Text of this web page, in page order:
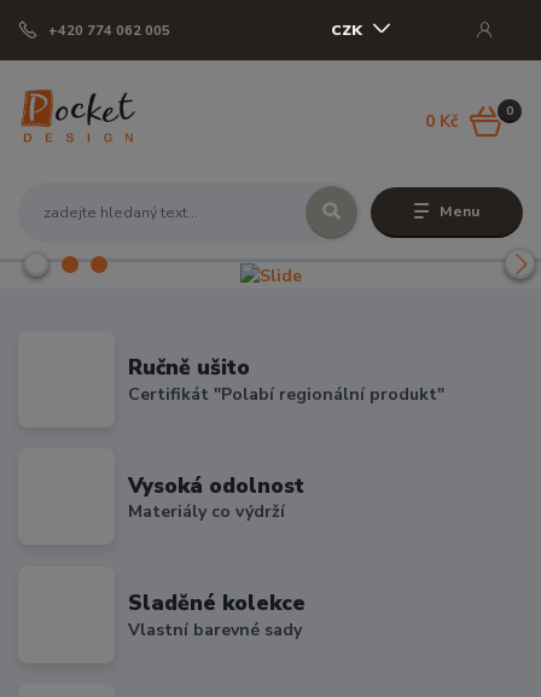
Menu
+420 774 062 005 CZK
0
0 Kč
Ručně ušito
Certifikát "Polabí regionální produkt"
Vysoká odolnost
Materiály co výdrží
Sladěné kolekce
Vlastní barevné sady